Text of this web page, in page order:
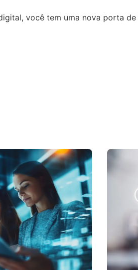
você tem uma nova porta